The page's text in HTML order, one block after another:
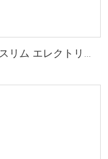
Luxstar 50インチ ロイヤル スリム エレクトリックファイアプレイス ヒーター 家庭用 APP Wifiコントロール マルチカラー エレクトリックファイアプレイス タイマー付き